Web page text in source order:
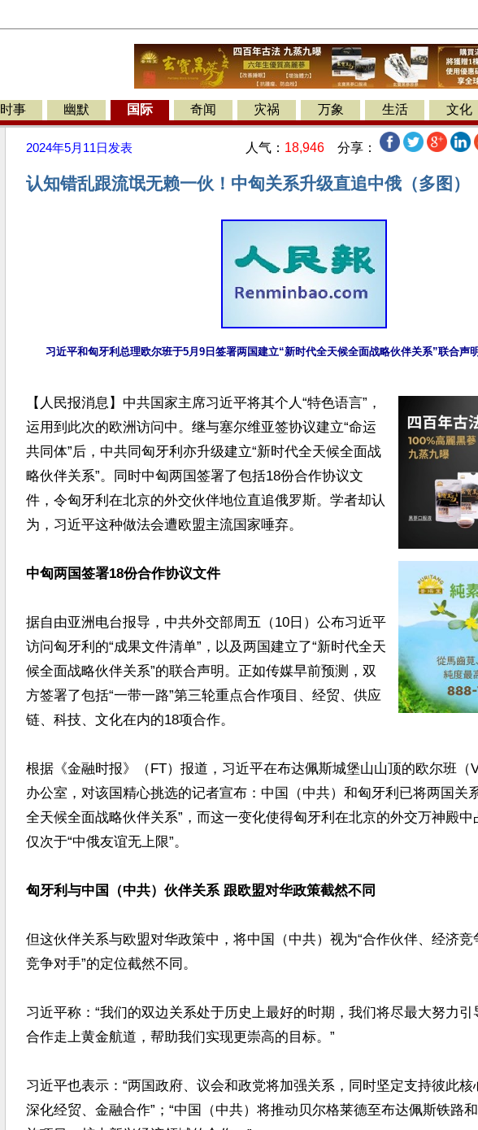
时事 幽默 国际 奇闻 灾祸 万象 生活 文化
2024年5月11日 发表 人气： 18,946 分享：
认知错乱跟流氓无赖一伙！中匈关系升级直追中俄（多图）
习近平和匈牙利总理欧尔班于5月9日签署两国建立“新时代全天候全面战略伙伴关系”联合声
【人民报消息】中共国家主席习近平将其个人“特色语言”，
运用到此次的欧洲访问中。继与塞尔维亚签协议建立“命运
共同体”后，中共同匈牙利亦升级建立“新时代全天候全面战
略伙伴关系”。同时中匈两国签署了包括18份合作协议文
件，令匈牙利在北京的外交伙伴地位直追俄罗斯。学者却认
为，习近平这种做法会遭欧盟主流国家唾弃。
中匈两国签署18份合作协议文件
据自由亚洲电台报导，中共外交部周五（10日）公布习近平
访问匈牙利的“成果文件清单”，以及两国建立了“新时代全天
候全面战略伙伴关系”的联合声明。正如传媒早前预测，双
方签署了包括“一带一路”第三轮重点合作项目、经贸、供应
链、科技、文化在内的18项合作。
根据《金融时报》（FT）报道，习近平在布达佩斯城堡山山顶的欧尔班（
办公室，对该国精心挑选的记者宣布：中国（中共）和匈牙利已将两国关
全天候全面战略伙伴关系”，而这一变化使得匈牙利在北京的外交万神殿中
仅次于“中俄友谊无上限”。
匈牙利与中国（中共）伙伴关系 跟欧盟对华政策截然不同
但这伙伴关系与欧盟对华政策中，将中国（中共）视为“合作伙伴、经济竞
竞争对手”的定位截然不同。
习近平称：“我们的双边关系处于历史上最好的时期，我们将尽最大努力
合作走上黄金航道，帮助我们实现更崇高的目标。”
习近平也表示：“两国政府、议会和政党将加强关系，同时坚定支持彼此核
深化经贸、金融合作”；“中国（中共）将推动贝尔格莱德至布达佩斯铁路